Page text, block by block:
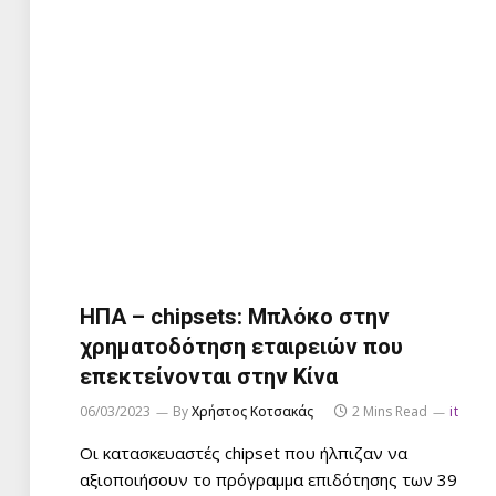
ΗΠΑ – chipsets: Μπλόκο στην
χρηματοδότηση εταιρειών που
επεκτείνονται στην Κίνα
06/03/2023 ByΧρήστος Κοτσακάς 2 Mins Read it
Οι κατασκευαστές chipset που ήλπιζαν να
αξιοποιήσουν το πρόγραμμα επιδότησης των 39